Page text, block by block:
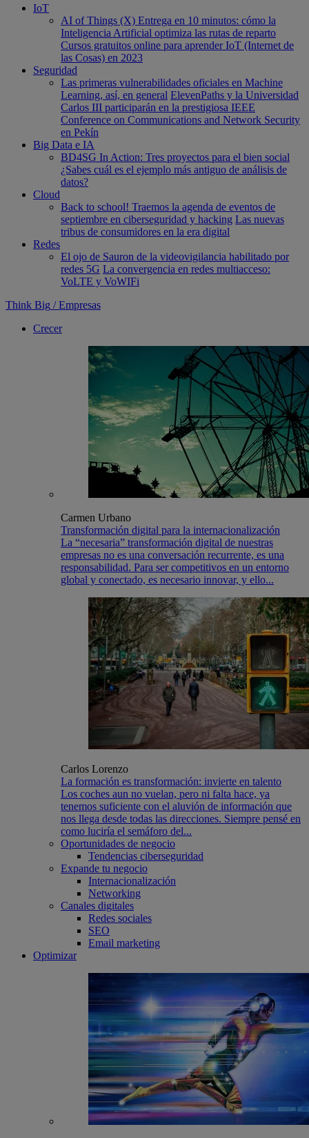
IoT
AI of Things (X) Entrega en 10 minutos: cómo la
Inteligencia Artificial optimiza las rutas de reparto
Cursos gratuitos online para aprender IoT (Internet de
las Cosas) en 2023
Seguridad
Las primeras vulnerabilidades oficiales en Machine
Learning, así, en general ElevenPaths y la Universidad
Carlos III participarán en la prestigiosa IEEE
Conference on Communications and Network Security
en Pekín
Big Data e IA
BD4SG In Action: Tres proyectos para el bien social
¿Sabes cuál es el ejemplo más antiguo de análisis de
datos?
Cloud
Back to school! Traemos la agenda de eventos de
septiembre en ciberseguridad y hacking Las nuevas
tribus de consumidores en la era digital
Redes
El ojo de Sauron de la videovigilancia habilitado por
redes 5G La convergencia en redes multiacceso:
VoLTE y VoWIFi
Think Big / Empresas
Crecer
Carmen Urbano
Transformación digital para la internacionalización
La “necesaria” transformación digital de nuestras
empresas no es una conversación recurrente, es una
responsabilidad. Para ser competitivos en un entorno
global y conectado, es necesario innovar, y ello...
Carlos Lorenzo
La formación es transformación: invierte en talento
Los coches aun no vuelan, pero ni falta hace, ya
tenemos suficiente con el aluvión de información que
nos llega desde todas las direcciones. Siempre pensé en
como luciría el semáforo del...
Oportunidades de negocio
Tendencias ciberseguridad
Expande tu negocio
Internacionalización
Networking
Canales digitales
Redes sociales
SEO
Email marketing
Optimizar